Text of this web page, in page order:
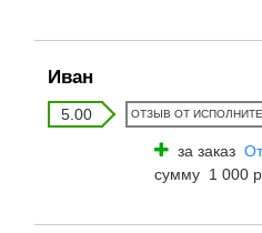
Иван
5.00 ОТЗЫВ ОТ
за заказ
сумму 1 000